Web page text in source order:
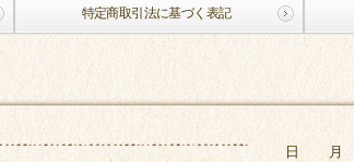
特定商取引法に基づく表記
日
月